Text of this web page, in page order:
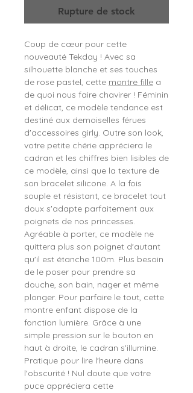
Rupture de stock
Coup de cœur pour cette
nouveauté Tekday ! Avec sa
silhouette blanche et ses touches
de rose pastel, cette montre fille a
de quoi nous faire chavirer ! Féminin
et délicat, ce modèle tendance est
destiné aux demoiselles férues
d'accessoires girly. Outre son look,
votre petite chérie appréciera le
cadran et les chiffres bien lisibles de
ce modèle, ainsi que la texture de
son bracelet silicone. A la fois
souple et résistant, ce bracelet tout
doux s'adapte parfaitement aux
poignets de nos princesses.
Agréable à porter, ce modèle ne
quittera plus son poignet d'autant
qu'il est étanche 100m. Plus besoin
de le poser pour prendre sa
douche, son bain, nager et même
plonger. Pour parfaire le tout, cette
montre enfant dispose de la
fonction lumière. Grâce à une
simple pression sur le bouton en
haut à droite, le cadran s'illumine.
Pratique pour lire l'heure dans
l'obscurité ! Nul doute que votre
puce appréciera cette